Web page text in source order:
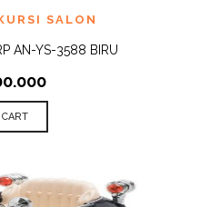
SALON
AN-YS-3588 BIRU
CART